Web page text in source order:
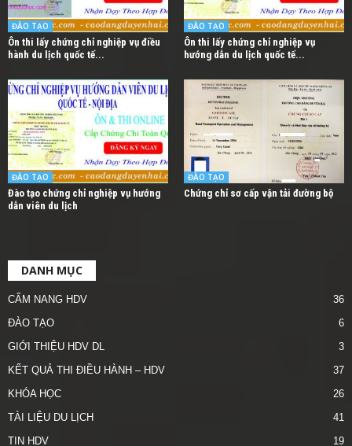
ĐÀO TẠO
Ôn thi lấy chứng chỉ nghiệp vụ điều
hành du lịch quốc tế...
ĐÀO TẠO
Ôn thi lấy chứng chỉ nghiệp vụ
hướng dẫn du lịch quốc tế...
ĐÀO TẠO
Đào tạo chứng chỉ nghiệp vụ hướng
dẫn viên du lịch
ĐÀO TẠO
Chứng chỉ sơ cấp vận tải đường bộ
DANH MỤC
CẨM NANG HDV
36
ĐÀO TẠO
6
GIỚI THIỆU HDV DL
3
KẾT QUẢ THI ĐIỀU HÀNH – HDV
37
KHÓA HỌC
26
TÀI LIỆU DU LỊCH
41
TIN HDV
19